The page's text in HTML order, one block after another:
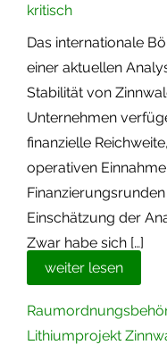
kritisch
Das internationale
einer aktuellen
Stabilität von
Unternehmen
finanzielle
operativen
Einschätzung der
Zwar habe sich […]
weiter lesen
Lithiumprojekt